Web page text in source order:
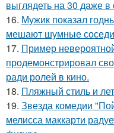
выглядеть на 30 даже
16. Мужик показал
мешают шумные
17. Пример
продемонстрировал
ради ролей в кино.
18. Пляжный стиль и
19. Звезда комедии
мелисса маккарти